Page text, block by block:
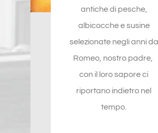
antiche di pesche,
albicocche e susine
selezionate negli anni da
Romeo, nostro padre,
con il loro sapore ci
riportano indietro nel
tempo.